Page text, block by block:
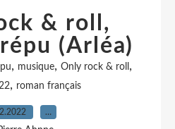
& roll,
(Arléa)
, musique, Only rock & roll ,
, roman français
…